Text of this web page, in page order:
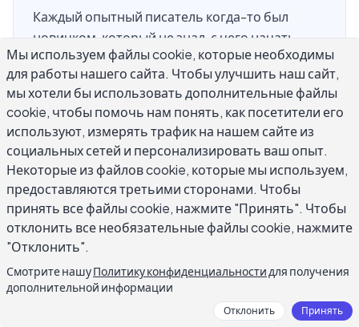
Каждый опытный писатель когда-то был
новичком, который не знал, с чего начать.
Советы по письму для начинающих в этом
руководстве сосредоточены на том, что
действительно важно, когда вы только
начинаете: построение уверенности,
формирование полезных привычек и
избегание ошибок, которые замедляют
большинство новых писателей. Вам не нужно
осваивать каждый аспект письма сразу.
Начните с основ, применяйте их
последовательно, и улучшение придет
быстрее, чем вы ожидаете. Письмо - это
навык, который можно освоить, и чем раньше
вы примете хорошие практики, тем быстрее
Мы используем файлы cookie, которые необходимы
для работы нашего сайта. Чтобы улучшить наш сайт,
мы хотели бы использовать дополнительные файлы
cookie, чтобы помочь нам понять, как посетители его
используют, измерять трафик на нашем сайте из
социальных сетей и персонализировать ваш опыт.
Некоторые из файлов cookie, которые мы используем,
предоставляются третьими сторонами. Чтобы
принять все файлы cookie, нажмите "Принять". Чтобы
отклонить все необязательные файлы cookie, нажмите
"Отклонить".
Смотрите нашуПолитику конфиденциальности для получения
дополнительной информации
Отклонить Принять